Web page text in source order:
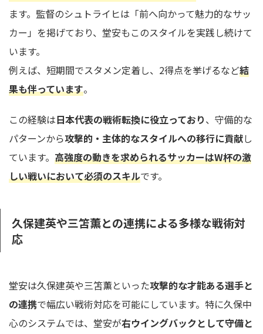
ます。監督のシュトライヒは「前へ向かって魅力的なサッ
カー」を掲げており、堂安もこのスタイルを実践し続けて
います。
例えば、短期間でスタメン定着し、2得点を挙げるなど結
果も伴っています。
この経験は日本代表の戦術転換に役立っており、守備的な
パターンから攻撃的・主体的なスタイルへの移行に貢献し
ています。 高強度の動きを求められるサッカーはW杯の激
しい戦いにおいて必須のスキルです。
久保建英や三笘薫との連携による多様な戦術対
応
堂安は久保建英や三笘薫といった攻撃的な才能ある選手と
の連携で幅広い戦術対応を可能にしています。特に久保中
心のシステムでは、堂安が右ウイングバックとして守備と